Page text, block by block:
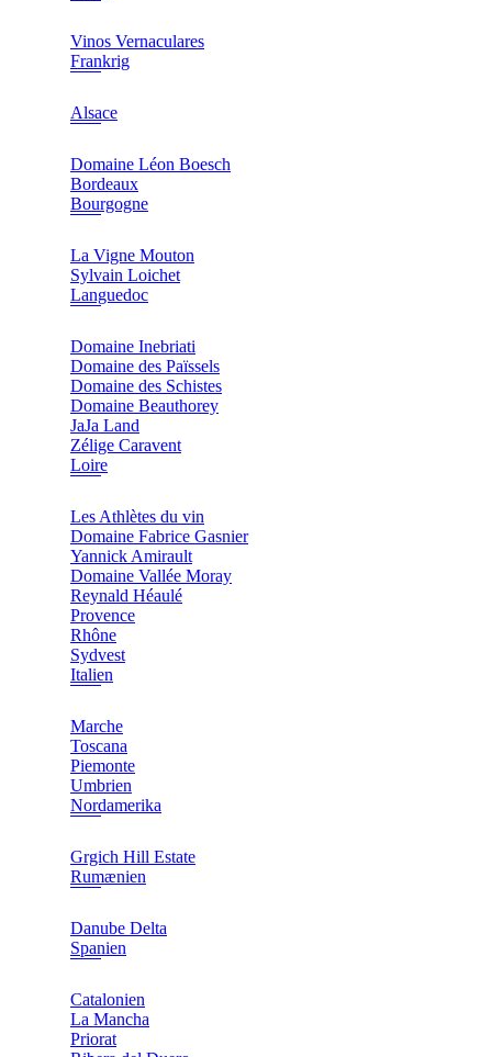
Vinos Vernaculares
Frankrig
Alsace
Domaine Léon Boesch
Bordeaux
Bourgogne
La Vigne Mouton
Sylvain Loichet
Languedoc
Domaine Inebriati
Domaine des Païssels
Domaine des Schistes
Domaine Beauthorey
JaJa Land
Zélige Caravent
Loire
Les Athlètes du vin
Domaine Fabrice Gasnier
Yannick Amirault
Domaine Vallée Moray
Reynald Héaulé
Provence
Rhône
Sydvest
Italien
Marche
Toscana
Piemonte
Umbrien
Nordamerika
Grgich Hill Estate
Rumænien
Danube Delta
Spanien
Catalonien
La Mancha
Priorat